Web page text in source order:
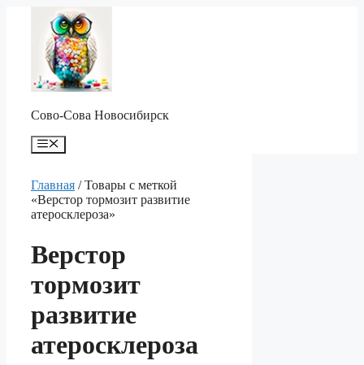
содержимому
Сово-Сова Новосибирск
Меню
Главная / Товары с меткой
«Верстор тормозит развитие
атеросклероза»
Верстор
тормозит
развитие
атеросклероза